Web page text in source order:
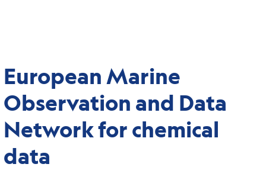
European Marine
Observation and Data
Network for chemical
data